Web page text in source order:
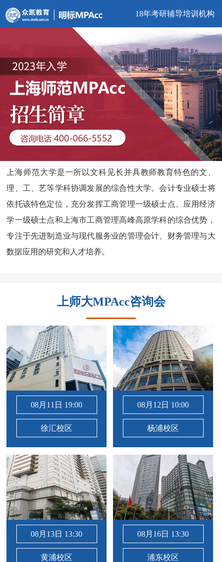
18年考研辅导培训机构
上海师范大学是一所以文科见长并具教师教育特色的文、
理、工、艺等学科协调发展的综合性大学。会计专业硕士将
依托该特色定位，充分发挥工商管理一级硕士点、应用经济
学一级硕士点和上海市工商管理高峰高原学科的综合优势，
专注于先进制造业与现代服务业的管理会计、财务管理与大
数据应用的研究和人才培养。
上师大MPAcc咨询会
08月11日 19:00
徐汇校区
08月12日 10:00
杨浦校区
08月13日 13:30
黄浦校区
08月16日 13:30
浦东校区